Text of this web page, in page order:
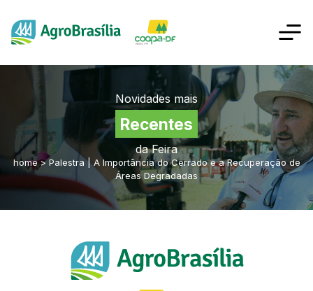
Novidades mais
Recentes
da Feira
home > Palestra | A Importância do Cerrado e a Recuperação de
Áreas Degradadas